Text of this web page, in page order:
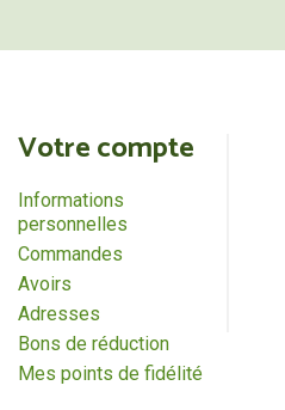
Votre compte
Informations
personnelles
Commandes
Avoirs
Adresses
Bons de réduction
Mes points de fidélité